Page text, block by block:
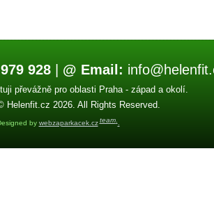
928 @ Email:
převážně pro oblasti Praha - západ a okolí.
Helenfit.cz 2026. All Rights Reserved.
by webzaparkacek.cz team. .